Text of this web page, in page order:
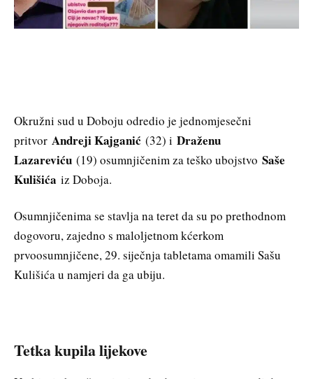
Okružni sud u Doboju odredio je jednomjesečni
pritvor Andreji Kajganić (32) i Draženu
Lazareviću (19) osumnjičenim za teško ubojstvo Saše
Kulišića iz Doboja.
Osumnjičenima se stavlja na teret da su po prethodnom
dogovoru, zajedno s maloljetnom kćerkom
prvoosumnjičene, 29. siječnja tabletama omamili Sašu
Kulišića u namjeri da ga ubiju.
Tetka kupila lijekove